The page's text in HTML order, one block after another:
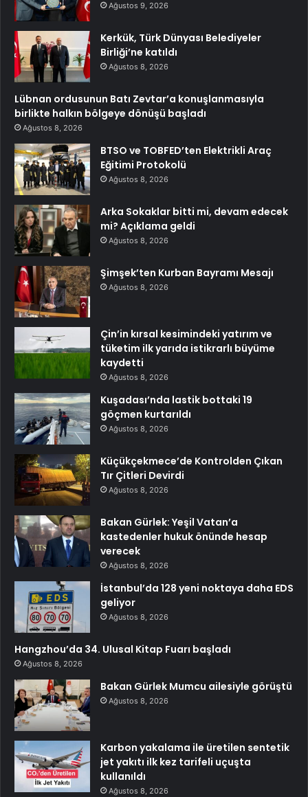
Ağustos 9, 2026
Kerkük, Türk Dünyası Belediyeler
Birliği’ne katıldı
Ağustos 8, 2026
Lübnan ordusunun Batı Zevtar’a konuşlanmasıyla
birlikte halkın bölgeye dönüşü başladı
Ağustos 8, 2026
BTSO ve TOBFED’ten Elektrikli Araç
Eğitimi Protokolü
Ağustos 8, 2026
Arka Sokaklar bitti mi, devam edecek
mi? Açıklama geldi
Ağustos 8, 2026
Şimşek’ten Kurban Bayramı Mesajı
Ağustos 8, 2026
Çin’in kırsal kesimindeki yatırım ve
tüketim ilk yarıda istikrarlı büyüme
kaydetti
Ağustos 8, 2026
Kuşadası’nda lastik bottaki 19
göçmen kurtarıldı
Ağustos 8, 2026
Küçükçekmece’de Kontrolden Çıkan
Tır Çitleri Devirdi
Ağustos 8, 2026
Bakan Gürlek: Yeşil Vatan’a
kastedenler hukuk önünde hesap
verecek
Ağustos 8, 2026
İstanbul’da 128 yeni noktaya daha EDS
geliyor
Ağustos 8, 2026
Hangzhou’da 34. Ulusal Kitap Fuarı başladı
Ağustos 8, 2026
Bakan Gürlek Mumcu ailesiyle görüştü
Ağustos 8, 2026
Karbon yakalama ile üretilen sentetik
jet yakıtı ilk kez tarifeli uçuşta
kullanıldı
Ağustos 8, 2026